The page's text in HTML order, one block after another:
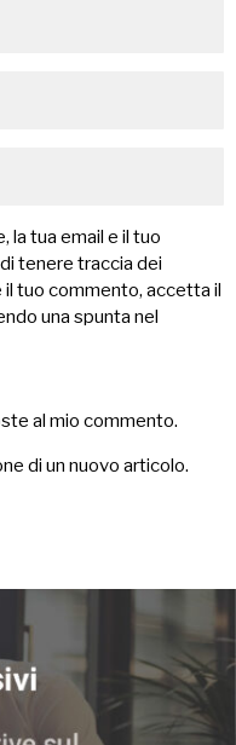
la tua email e il tuo
tenere traccia dei
tuo commento, accetta il
una spunta nel
al mio commento.
di un nuovo articolo.